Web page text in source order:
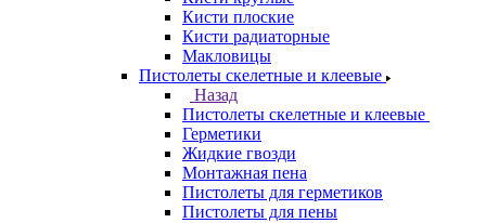
Кисти плоские
Кисти радиаторные
Макловицы
Пистолеты скелетные и клеевые
Назад
Пистолеты скелетные и клеевые
Герметики
Жидкие гвозди
Монтажная пена
Пистолеты для герметиков
Пистолеты для пены